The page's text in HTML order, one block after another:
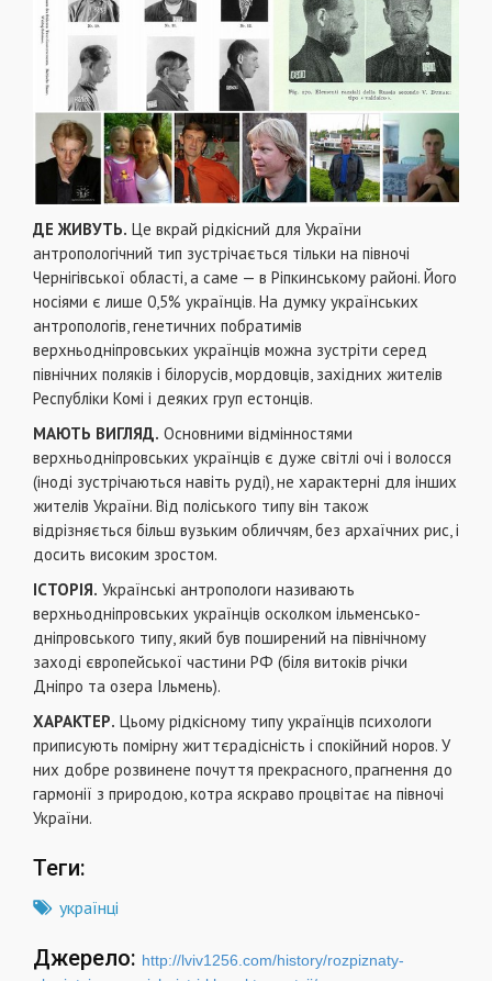
ДЕ ЖИВУТЬ. Це вкрай рідкісний для України
антропологічний тип зустрічається тільки на півночі
Чернігівської області, а саме — в Ріпкинському районі. Його
носіями є лише 0,5% українців. На думку українських
антропологів, генетичних побратимів
верхньодніпровських українців можна зустріти серед
північних поляків і білорусів, мордовців, західних жителів
Республіки Комі і деяких груп естонців.
МАЮТЬ ВИГЛЯД. Основними відмінностями
верхньодніпровських українців є дуже світлі очі і волосся
(іноді зустрічаються навіть руді), не характерні для інших
жителів України. Від поліського типу він також
відрізняється більш вузьким обличчям, без архаїчних рис, і
досить високим зростом.
ІСТОРІЯ. Українські антропологи називають
верхньодніпровських українців осколком ільменсько-
дніпровського типу, який був поширений на північному
заході європейської частини РФ (біля витоків річки
Дніпро та озера Ільмень).
ХАРАКТЕР. Цьому рідкісному типу українців психологи
приписують помірну життєрадісність і спокійний норов. У
них добре розвинене почуття прекрасного, прагнення до
гармонії з природою, котра яскраво процвітає на півночі
України.
Теги:
українці
Джерело: http://lviv1256.com/history/rozpiznaty-